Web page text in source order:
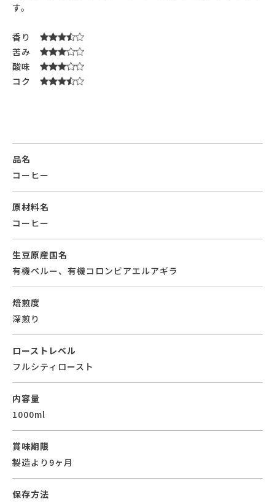
す。
香り
苦み
酸味
コク
品名
コーヒー
原材料名
コーヒー
生豆原産国名
有機ペルー、有機コロンビアエルアギラ
焙煎度
深煎り
ローストレベル
フルシティロースト
内容量
1000ml
賞味期限
製造より9ヶ月
保存方法